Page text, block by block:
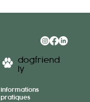
dogfriend
ly
Informations
pratiques